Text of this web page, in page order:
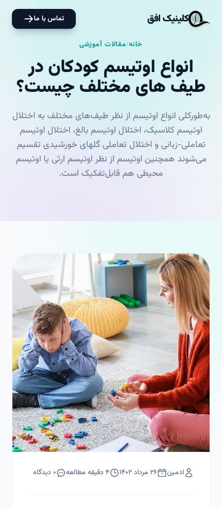
کلینیک افق تماس با ما
خانه/مقالات آموزشی
انواع اوتیسم کودکان در
طیف های مختلف چیست؟
به‌طورکلی انواع اوتیسم از نظر طیف‌های مختلف به اختلال
اوتیسم کلاسیک، اختلال اوتیسم بالغ، اختلال اوتیسم
تعاملی-زبانی و اختلال تعاملی گلهای خورشیدی تقسیم
می‌شوند همچنین اوتیسم از نظر اوتیسم ارثی یا اوتیسم
محیطی هم قابل‌تفکیک است.
ادمین ۲۶ مرداد ۱۴۰۲ ۴ دقیقه مطالعه ۰ دیدگاه